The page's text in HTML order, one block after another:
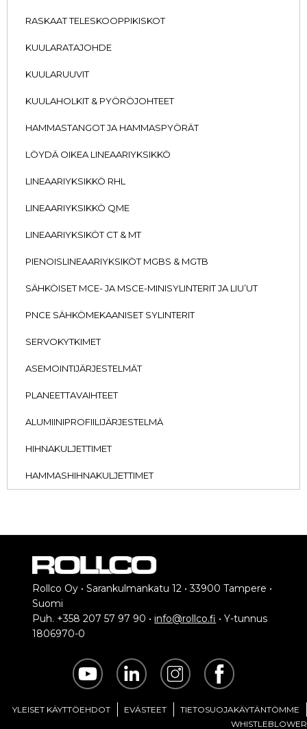
RASKAAT TELESKOOPPIKISKOT
KUULARATAJOHDE
KUULARUUVIT
KUULAHOLKIT & PYÖRÖJOHTEET
HAMMASTANGOT JA HAMMASPYÖRÄT
LÖYDÄ OIKEA LINEAARIYKSIKKÖ
LINEAARIYKSIKKÖ RHL
LINEAARIYKSIKKÖ QME
LINEAARIYKSIKÖT CT & MT
PIENOISLINEAARIYKSIKÖT MGBS & MGTB
SÄHKÖISET MCE- JA MSCE-MINISYLINTERIT JA LIU’UT
PNCE SÄHKÖMEKAANISET SYLINTERIT
SERVOKYTKIMET
ASEMOINTIJÄRJESTELMÄT
PLANEETTAVAIHTEET
ALUMIINIPROFIILIJÄRJESTELMÄ
HIHNAKULJETTIMET
HAMMASHIHNAKULJETTIMET
Rollco Oy • Sarankulmankatu 12 • 33900 Tampere •
Suomi
Puh. +358 207 57 97 90 •info@rollco.fi • Y-tunnus
1806970-0
YLEISET KÄYTTÖEHDOT EVÄSTEET
TIETOSUOJAKÄYTÄNTÖMME
WHISTLEBLOWER